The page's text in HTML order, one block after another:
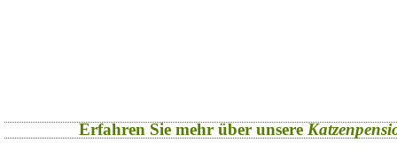
Erfahren Sie mehr über unsere